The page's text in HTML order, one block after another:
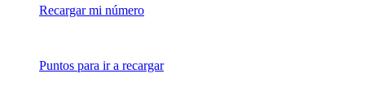
Recargar mi número
Puntos para ir a recargar